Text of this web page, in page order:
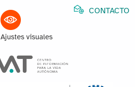
Ajustes visuales
CONTACTO